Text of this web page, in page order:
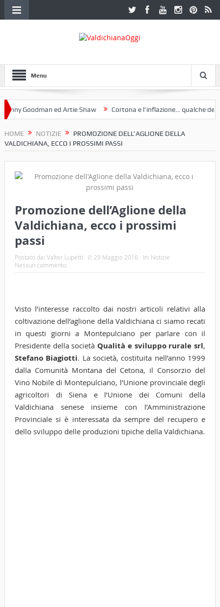
Menu
Goodman ed Artie Shaw Cortona e l’inflazione… qualche
HOME NOTIZIE
PROMOZIONE DELL’AGLIONE DELLA
VALDICHIANA, ECCO I PROSSIMI PASSI
Promozione dell’Aglione della
Valdichiana, ecco i prossimi
passi
Postato da: Valter Lupetti il: 29 Maggio 2016 In: Notizie
Nessun commento
Visto l’interesse raccolto dai nostri articoli relativi alla
coltivazione dell’aglione della Valdichiana ci siamo recati
in questi giorni a Montepulciano per parlare con il
Presidente della società Qualità e sviluppo rurale srl,
Stefano Biagiotti. La società, costituita nell’anno 1999
dalla Comunità Montana del Cetona, il Consorzio del
Vino Nobile di Montepulciano, l’Unione provinciale degli
agricoltori di Siena e l’Unione dei Comuni della
Valdichiana senese insieme con l’Amministrazione
Provinciale si è interessata da sempre del recupero e
dello sviluppo delle produzioni tipiche della Valdichiana.